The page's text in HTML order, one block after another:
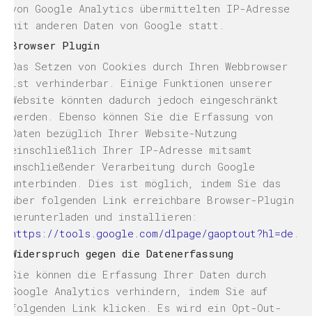
von Google Analytics übermittelten IP-Adresse
mit anderen Daten von Google statt.
Browser Plugin
Das Setzen von Cookies durch Ihren Webbrowser
ist verhinderbar. Einige Funktionen unserer
Website könnten dadurch jedoch eingeschränkt
werden. Ebenso können Sie die Erfassung von
Daten bezüglich Ihrer Website-Nutzung
einschließlich Ihrer IP-Adresse mitsamt
anschließender Verarbeitung durch Google
unterbinden. Dies ist möglich, indem Sie das
über folgenden Link erreichbare Browser-Plugin
herunterladen und installieren:
https://tools.google.com/dlpage/gaoptout?hl=de
Widerspruch gegen die Datenerfassung
Sie können die Erfassung Ihrer Daten durch
Google Analytics verhindern, indem Sie auf
folgenden Link klicken. Es wird ein Opt-Out-